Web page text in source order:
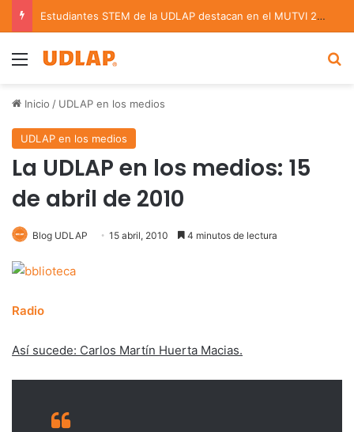
Estudiantes STEM de la UDLAP destacan en el MUTVI 2026
Menu
Inicio / UDLAP en los medios
UDLAP en los medios
La UDLAP en los medios: 15
de abril de 2010
Blog UDLAP 15 abril, 2010 4 minutos de lectura
Radio
Así sucede: Carlos Martín Huerta Macias.